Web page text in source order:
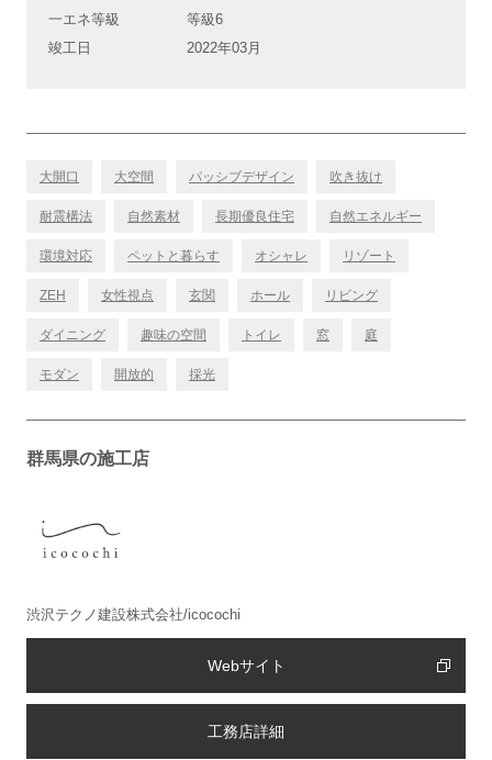
一エネ等級
等級6
竣工日
2022年03月
大開口 大空間 パッシブデザイン 吹き抜け
耐震構法 自然素材 長期優良住宅 自然エネルギー
環境対応 ペットと暮らす オシャレ リゾート
ZEH 女性視点 玄関 ホール リビング
ダイニング 趣味の空間 トイレ 窓 庭
モダン 開放的 採光
群馬県の施工店
渋沢テクノ建設株式会社/icocochi
Webサイト
工務店詳細